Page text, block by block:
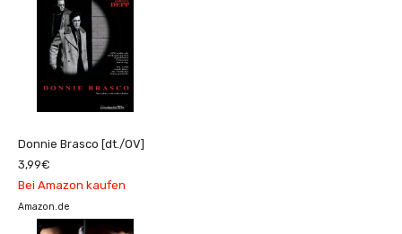
Donnie Brasco [dt./OV]
3,99€
Bei Amazon kaufen
Amazon.de